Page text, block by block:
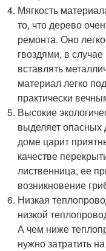
Мягкость
то, что дерево
ремонта. Оно
гвоздями, в
вставлять
материал легко
практически
Высокие
выделяет опасных
доме царит
качестве
лиственница, ее
возникновение
Низкая
низкой
А чем ниже
нужно затратить